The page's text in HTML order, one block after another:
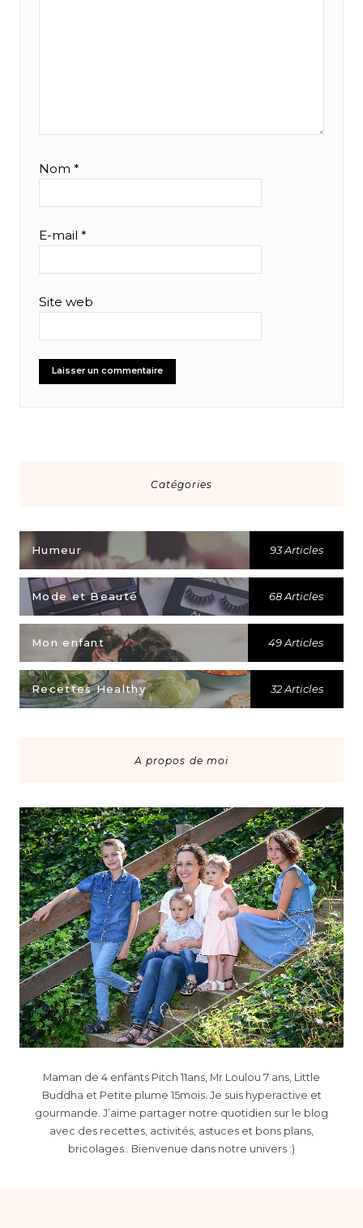
Nom *
E-mail *
Site web
Catégories
Humeur 93 Articles
Mode et Beauté 68 Articles
Mon enfant 49 Articles
Recettes Healthy 32 Articles
A propos de moi
Maman de 4 enfants Pitch 11ans, Mr Loulou 7 ans, Little
Buddha et Petite plume 15mois. Je suis hyperactive et
gourmande. J’aime partager notre quotidien sur le blog
avec des recettes, activités, astuces et bons plans,
bricolages.. Bienvenue dans notre univers :)